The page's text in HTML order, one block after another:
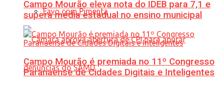
Favo com Pimenta
Campo Mourão eleva nota do IDEB para 7,1 e
supera média estadual no ensino municipal
Campo Mourão é premiada no 11º Congresso
Paranaense de Cidades Digitais e Inteligentes